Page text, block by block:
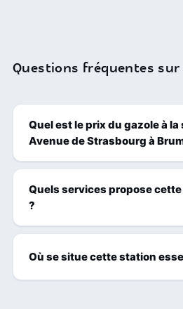
Questions fréquentes
Quel est le prix du gazole à
Avenue de Strasbourg à
Quels services propose
?
Où se situe cette station